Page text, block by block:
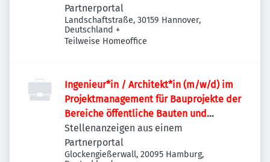
Partnerportal
Landschaftstraße, 30159 Hannover,
Deutschland +
Teilweise Homeoffice
Ingenieur*in / Architekt*in (m/w/d) im
Projektmanagement für Bauprojekte der
Bereiche öffentliche Bauten und
Industriebauten / Infrastruktur
Stellenanzeigen aus einem
Partnerportal
Glockengießerwall, 20095 Hamburg,